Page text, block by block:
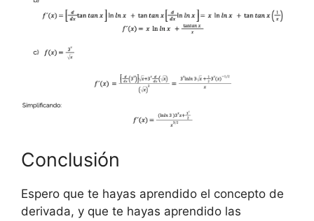
Conclusión
Espero que te hayas aprendido el concepto de
derivada, y que te hayas aprendido las